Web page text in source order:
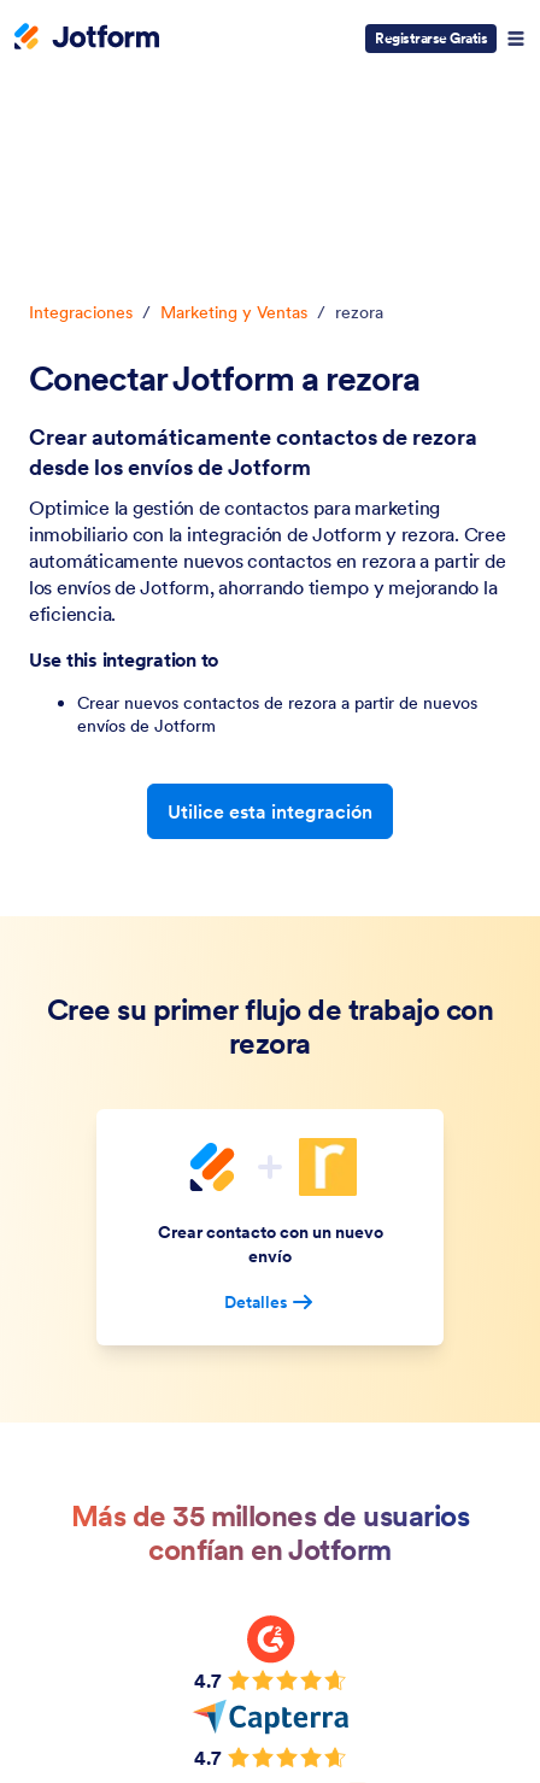
Registrarse Gratis
Integraciones / Marketing y Ventas / rezora
Conectar Jotform a rezora
Crear automáticamente contactos de rezora
desde los envíos de Jotform
Optimice la gestión de contactos para marketing
inmobiliario con la integración de Jotform y rezora. Cree
automáticamente nuevos contactos en rezora a partir de
los envíos de Jotform, ahorrando tiempo y mejorando la
eficiencia.
Use this integration to
Crear nuevos contactos de rezora a partir de nuevos
envíos de Jotform
Utilice esta integración
Cree su primer flujo de trabajo con
rezora
Crear contacto con un nuevo
envío
Detalles
Más de 35 millones de usuarios
confían en Jotform
4.7
4.7